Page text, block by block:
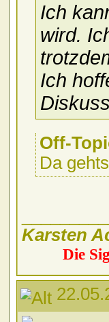
Ich
wird.
Ich
Off-
Da
Karsten
Die